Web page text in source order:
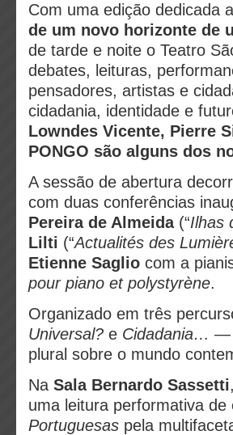
Com uma edição dedicada
de um novo horizonte de
de tarde e noite o Teatro
debates, leituras,
pensadores, artistas e
cidadania, identidade e
Lowndes Vicente, Pierre
PONGO são alguns dos
A sessão de abertura
com duas conferências
Pereira de Almeida (“Ilhas
Lilti (“Actualités des
Etienne Saglio com a
pour piano et polystyrène.
Organizado em três
Universal? e Cidadania… —
plural sobre o mundo
Na Sala Bernardo Sassetti
uma leitura performativa de
Portuguesas pela